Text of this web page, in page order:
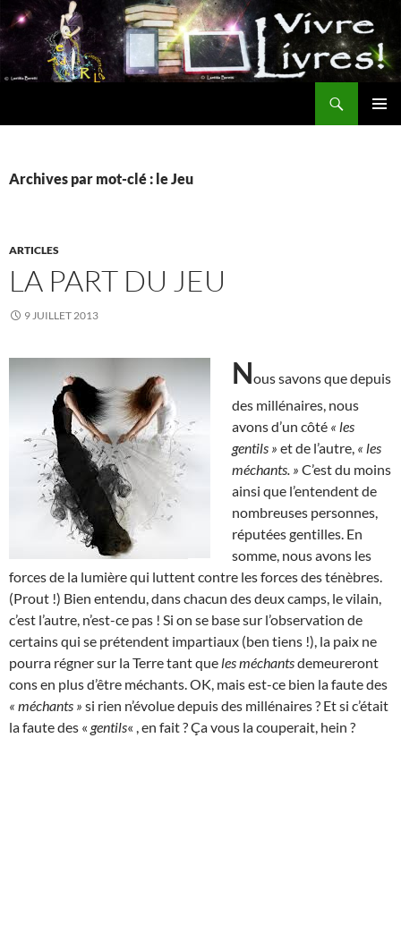
Aller
au
contenu
Archives par mot-clé : le Jeu
ARTICLES
LA PART DU JEU
9 JUILLET 2013
Nous savons que depuis
des millénaires, nous
avons d’un côté « les
gentils » et de l’autre, « les
méchants. » C’est du moins
ainsi que l’entendent de
nombreuses personnes,
réputées gentilles. En
somme, nous avons les
forces de la lumière qui luttent contre les forces des ténèbres.
(Prout !) Bien entendu, dans chacun des deux camps, le vilain,
c’est l’autre, n’est-ce pas ! Si on se base sur l’observation de
certains qui se prétendent impartiaux (ben tiens !), la paix ne
pourra régner sur la Terre tant que les méchantsdemeureront
cons en plus d’être méchants. OK, mais est-ce bien la faute des
« méchants » si rien n’évolue depuis des millénaires ? Et si c’était
la faute des « gentils« , en fait ? Ça vous la couperait, hein ?